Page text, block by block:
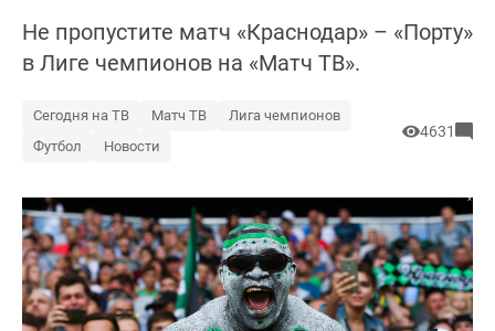
Не пропустите матч «Краснодар» – «Порту»
в Лиге чемпионов на «Матч ТВ».
Сегодня на ТВ Матч ТВ
Лига чемпионов
Футбол
Новости
4631